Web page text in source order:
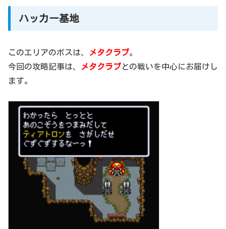
ハッカー基地
このエリアのボスは、 メタクラブ。
今回の攻略記事は、
メタクラブとの戦いを中心にお届けし
ます。